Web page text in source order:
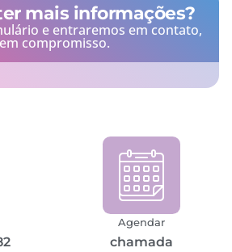
mais informações?
e entraremos em contato,
compromisso.
Agendar
chamada